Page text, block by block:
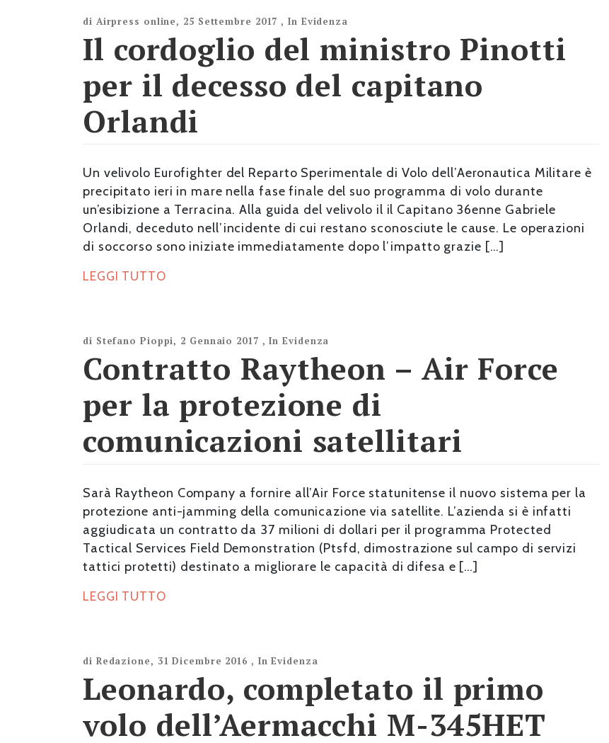
di Airpress online, 25 Settembre 2017 ,In Evidenza
Il cordoglio del ministro Pinotti
per il decesso del capitano
Orlandi
​Un velivolo Eurofighter del Reparto Sperimentale di Volo dell’Aeronautica Militare è
precipitato ieri in mare nella fase finale del suo programma di volo durante
un’esibizione a Terracina. Alla guida del velivolo il il Capitano 36enne Gabriele
Orlandi, deceduto nell’incidente di cui restano sconosciute le cause. Le operazioni
di soccorso sono iniziate immediatamente dopo l’impatto grazie […]
LEGGI TUTTO
di Stefano Pioppi, 2 Gennaio 2017 ,In Evidenza
Contratto Raytheon – Air Force
per la protezione di
comunicazioni satellitari
Sarà Raytheon Company a fornire all’Air Force statunitense il nuovo sistema per la
protezione anti-jamming della comunicazione via satellite. L’azienda si è infatti
aggiudicata un contratto da 37 milioni di dollari per il programma Protected
Tactical Services Field Demonstration (Ptsfd, dimostrazione sul campo di servizi
tattici protetti) destinato a migliorare le capacità di difesa e […]
LEGGI TUTTO
di Redazione, 31 Dicembre 2016 , In Evidenza
Leonardo, completato il primo
volo dell’Aermacchi M-345HET